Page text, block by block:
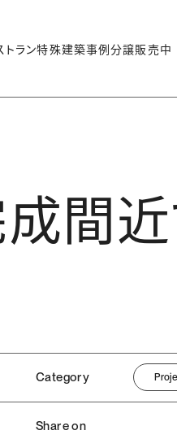
トラン特殊建築事例分譲販売中
成間
Category
Share on